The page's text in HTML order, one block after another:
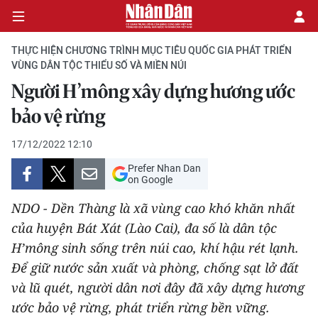
CHÍNH TRỊ
KINH TẾ
VĂN HÓA
PHÁP LUẬT
DU LỊCH
THẾ GIỚI
THỰC HIỆN CHƯƠNG TRÌNH MỤC TIÊU QUỐC GIA PHÁT TRIỂN
VÙNG DÂN TỘC THIỂU SỐ VÀ MIỀN NÚI
Người H’mông xây dựng hương ước
bảo vệ rừng
17/12/2022 12:10
Prefer Nhan Dan
on Google
NDO - Dền Thàng là xã vùng cao khó khăn nhất
của huyện Bát Xát (Lào Cai), đa số là dân tộc
H’mông sinh sống trên núi cao, khí hậu rét lạnh.
Để giữ nước sản xuất và phòng, chống sạt lở đất
và lũ quét, người dân nơi đây đã xây dựng hương
ước bảo vệ rừng, phát triển rừng bền vững.